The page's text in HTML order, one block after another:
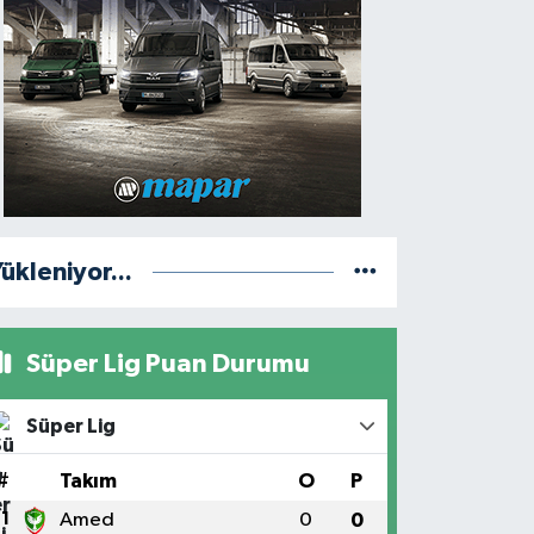
Süper Lig Puan Durumu
Süper Lig
Takım O P
1 Amed 0 0